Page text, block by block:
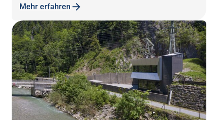
Mehr erfahren